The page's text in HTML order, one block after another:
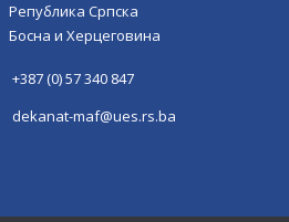
Република Српска
Босна и Херцеговина
+387 (0) 57 340 847
dekanat-maf@ues.rs.ba